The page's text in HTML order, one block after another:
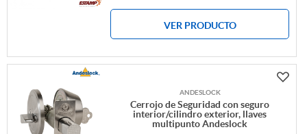
VER PRODUCTO
ANDESLOCK
Cerrojo de Seguridad con seguro
interior/cilindro exterior, llaves
multipunto Andeslock